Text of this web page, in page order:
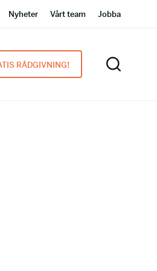
Nyheter Vårt team Jobba
RÅDGIVNING!